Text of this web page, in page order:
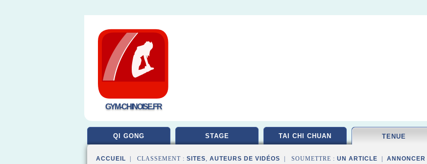
GYM-CHINOISE.FR
QI GONG STAGE TAI CHI CHUAN TENUE
ACCUEIL | CLASSEMENT : SITES, AUTEURS DE VIDÉOS | SOUMETTRE : UN ARTICLE ANNONCER